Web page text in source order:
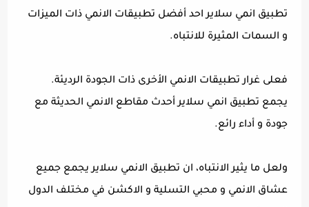
تطبيق انمي سلاير احد أفضل تطبيقات الانمي ذات الميزات
و السمات المثيرة للانتباه.
فعلى غرار تطبيقات الانمي الأخرى ذات الجودة الرديئة.
يجمع تطبيق انمي سلاير أحدث مقاطع الانمي الحديثة مع
جودة و أداء رائع.
ولعل ما يثير الانتباه، ان تطبيق الانمي سلاير يجمع جميع
عشاق الانمي و محبي التسلية و الاكشن في مختلف الدول